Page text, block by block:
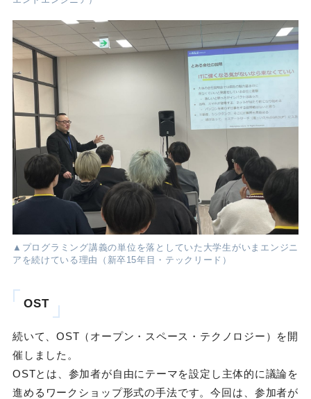
▲プログラミング講義の単位を落としていた大学生がいまエンジニ
アを続けている理由（新卒15年目・テックリード）
OST
続いて、OST（オープン・スペース・テクノロジー）を開
催しました。
OSTとは、参加者が自由にテーマを設定し主体的に議論を
進めるワークショップ形式の手法です。今回は、参加者が